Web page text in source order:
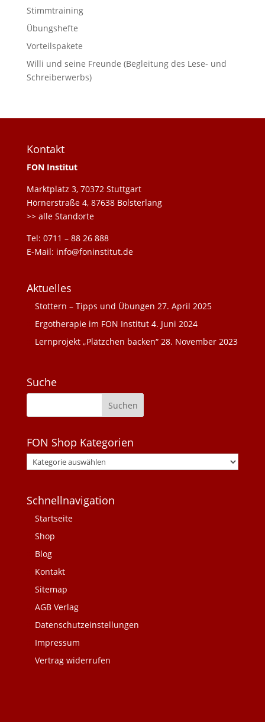
Stimmtraining
Übungshefte
Vorteilspakete
Willi und seine Freunde (Begleitung des Lese- und
Schreiberwerbs)
Kontakt
FON Institut
Marktplatz 3, 70372 Stuttgart
Hörnerstraße 4, 87638 Bolsterlang
>> alle Standorte
Tel: 0711 – 88 26 888
E-Mail: info@foninstitut.de
Aktuelles
Stottern – Tipps und Übungen 27. April 2025
Ergotherapie im FON Institut 4. Juni 2024
Lernprojekt „Plätzchen backen“ 28. November 2023
Suche
FON Shop Kategorien
Schnellnavigation
Startseite
Shop
Blog
Kontakt
Sitemap
AGB Verlag
Datenschutzeinstellungen
Impressum
Vertrag widerrufen